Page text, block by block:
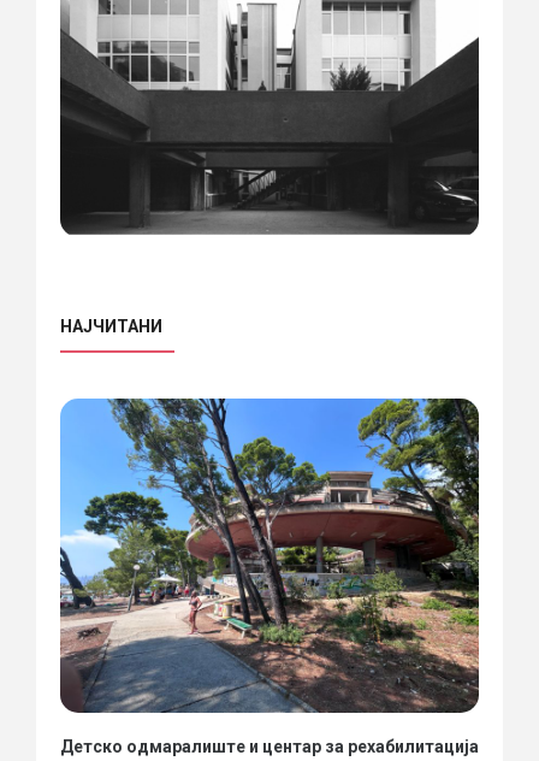
НАЈЧИТАНИ
Детско одмаралиште и центар за рехабилитација